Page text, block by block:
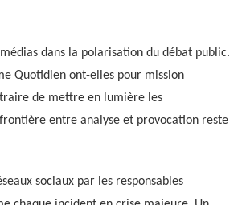
dans la polarisation du débat public.
Quotidien ont-elles pour mission
de mettre en lumière les
entre analyse et provocation reste
sociaux par les responsables